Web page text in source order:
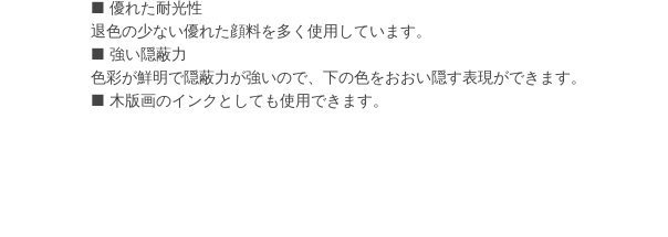
■ 優れた耐光性
退色の少ない優れた顔料を多く使用しています。
■ 強い隠蔽力
色彩が鮮明で隠蔽力が強いので、下の色をおおい隠す表現ができます。
■ 木版画のインクとしても使用できます。